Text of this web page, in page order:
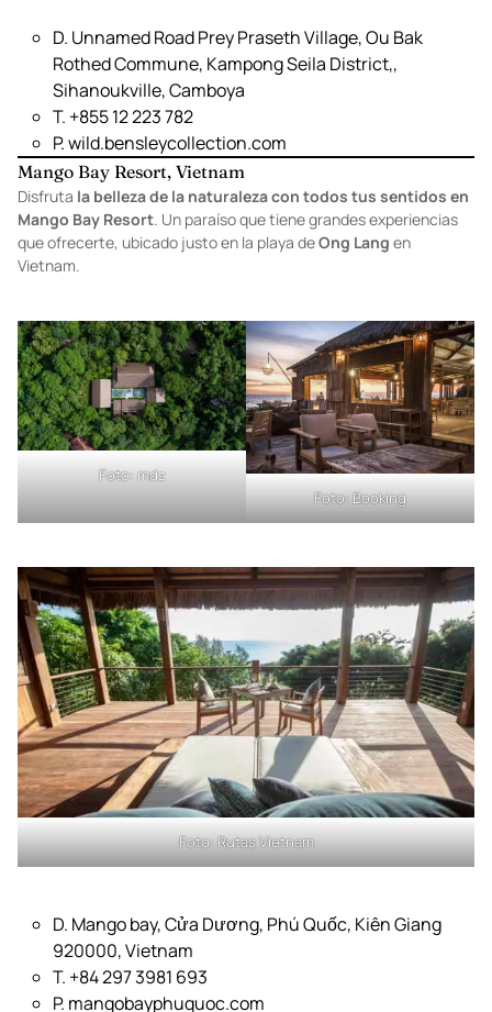
Foto:Wild Bensley Collection Foto:eHotelier
D. Unnamed Road Prey Praseth Village, Ou Bak
Rothed Commune, Kampong Seila District,,
Sihanoukville, Camboya
T. +855 12 223 782
P.wild.bensleycollection.com
Mango Bay Resort, Vietnam
Mango Bay Resort. Un paraíso que tiene grandes experiencias
que ofrecerte, ubicado justo en la playa deOng Langen
Vietnam.
Foto:mdz
Foto:Booking
Foto: